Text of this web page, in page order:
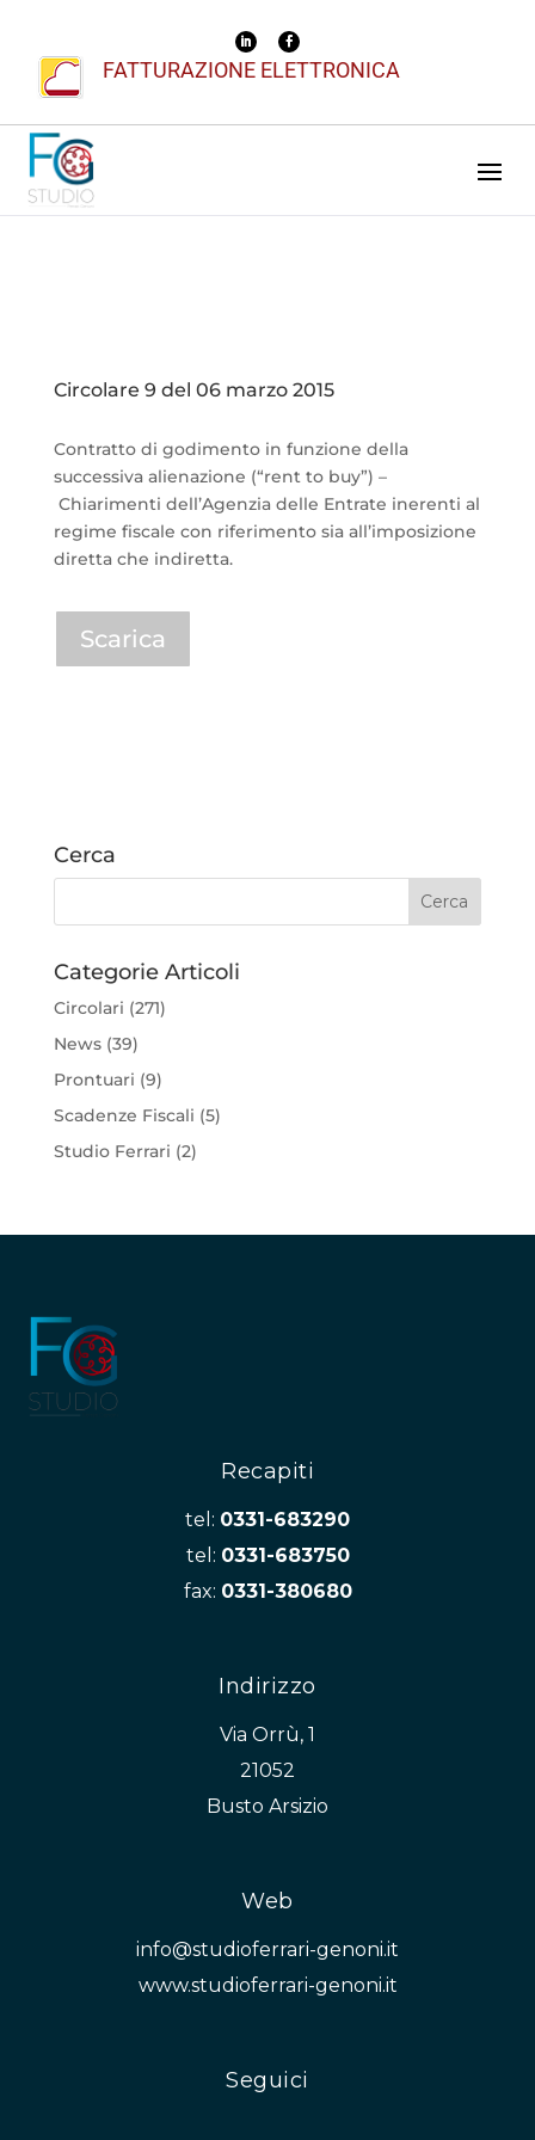
FATTURAZIONE ELETTRONICA
Circolare 9 del 06 marzo 2015
Contratto di godimento in funzione della
successiva alienazione (“rent to buy”) –
Chiarimenti dell’Agenzia delle Entrate inerenti al
regime fiscale con riferimento sia all’imposizione
diretta che indiretta.
Scarica
Cerca
Categorie Articoli
Circolari (271)
News(39)
Prontuari (9)
Scadenze Fiscali (5)
Studio Ferrari (2)
Recapiti
tel: 0331-683290
tel: 0331-683750
fax: 0331-380680
Indirizzo
Via Orrù, 1
21052
Busto Arsizio
Web
info@studioferrari-genoni.it
www.studioferrari-genoni.it
Seguici